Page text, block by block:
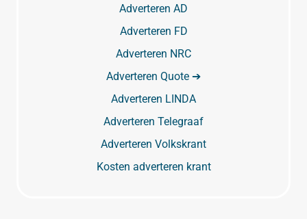
Adverteren AD
Adverteren FD
Adverteren NRC
Adverteren Quote ➔
Adverteren LINDA
Adverteren Telegraaf
Adverteren Volkskrant
Kosten adverteren krant